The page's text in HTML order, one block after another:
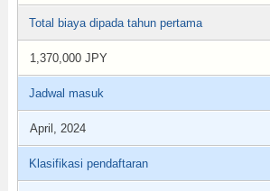
Total biaya dipada tahun pertama
1,370,000 JPY
Jadwal masuk
April, 2024
Klasifikasi pendaftaran